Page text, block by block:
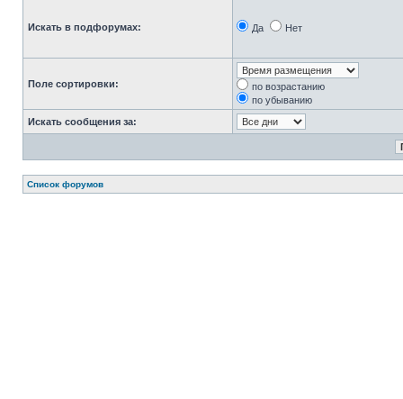
Искать в подфорумах: Да Нет
Поле сортировки:
по возрастанию
по убыванию
Искать сообщения за:
Список форумов